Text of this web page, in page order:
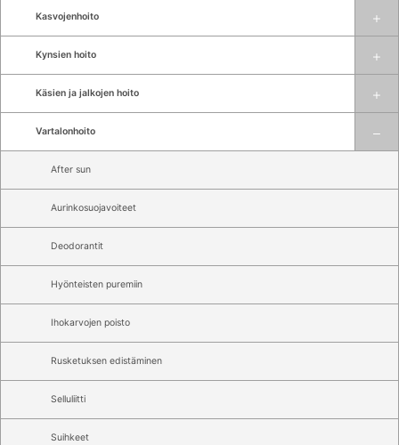
Kasvojenhoito
Kynsien hoito
Käsien ja jalkojen hoito
Vartalonhoito
After sun
Aurinkosuojavoiteet
Deodorantit
Hyönteisten puremiin
Ihokarvojen poisto
Rusketuksen edistäminen
Selluliitti
Suihkeet